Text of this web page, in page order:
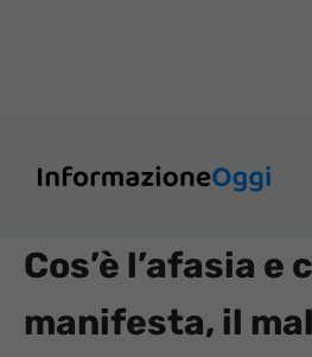
Cos’è l’afasia e
manifesta, il